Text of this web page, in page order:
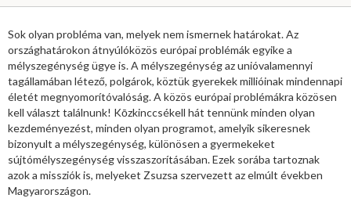
Sok olyan probléma van, melyek nem ismernek határokat. Az
országhatárokon átnyúlóközös európai problémák egyike a
mélyszegénység ügye is. A mélyszegénység az unióvalamennyi
tagállamában létező, polgárok, köztük gyerekek millióinak mindennapi
életét megnyomorítóvalóság. A közös európai problémákra közösen
kell választ találnunk! Kōzkinccsékell hát tennünk minden olyan
kezdeményezést, minden olyan programot, amelyik sikeresnek
bizonyult a mélyszegénység, különösen a gyermekeket
sújtómélyszegénység visszaszorításában. Ezek sorába tartoznak
azok a missziók is, melyeket Zsuzsa szervezett az elmúlt években
Magyarországon.